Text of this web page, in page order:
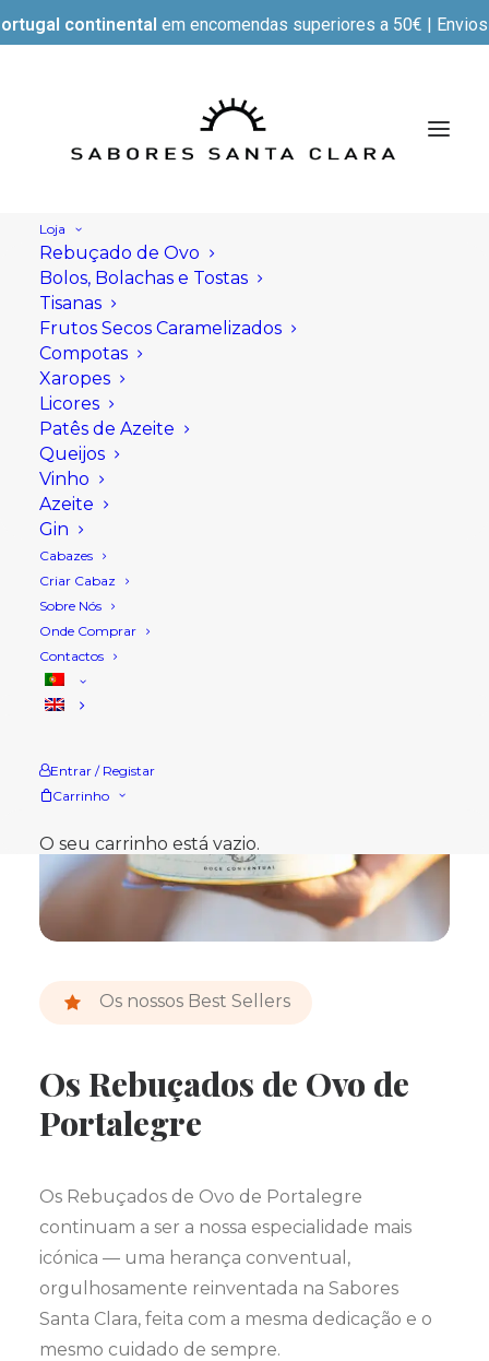
continental em encomendas superiores a 50€ |
Loja
Rebuçado de Ovo
Bolos, Bolachas e Tostas
Tisanas
Frutos Secos Caramelizados
Compotas
Xaropes
Licores
Patês de Azeite
Queijos
Vinho
Azeite
Gin
Cabazes
Criar Cabaz
Sobre Nós
Onde Comprar
Contactos
Entrar / Registar
Carrinho
O seu carrinho está vazio.
Os nossos Best Sellers
Os Rebuçados de Ovo de
Portalegre
Os Rebuçados de Ovo de Portalegre
continuam a ser a nossa especialidade mais
icónica — uma herança conventual,
orgulhosamente reinventada na Sabores
Santa Clara, feita com a mesma dedicação e o
mesmo cuidado de sempre.